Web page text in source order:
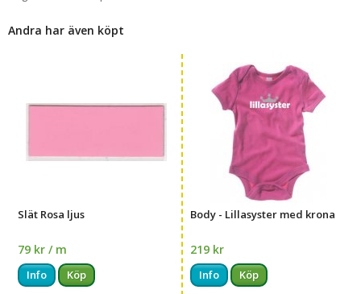
Andra har även köpt
Slät Rosa ljus
79 kr / m
Info Köp
Body - Lillasyster med krona
219 kr
Info Köp